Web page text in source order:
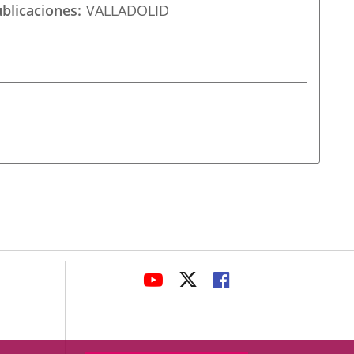
VALLADOLID
ENLACE
APLICACIÓN
ENLACE
APLICACIÓN
ENLACE
APLICACIÓN